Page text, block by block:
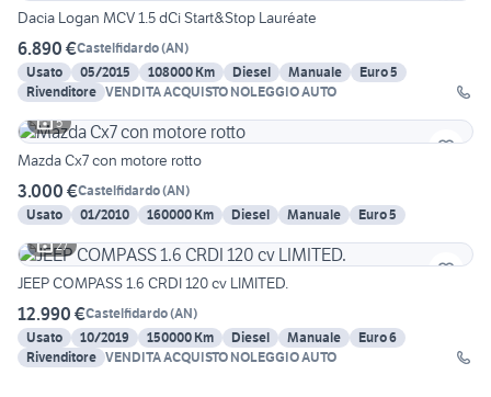
Dacia Logan MCV 1.5 dCi Start&Stop Lauréate
6.890 €Castelfidardo(AN)
Usato
05/2015 108000 Km Diesel Manuale
Euro 5
Rivenditore
VENDITA ACQUISTO NOLEGGIO AUTO
5
Mazda Cx7 con motore rotto
3.000 €Castelfidardo(AN)
Usato
01/2010 160000 Km Diesel Manuale
Euro 5
27
JEEP COMPASS 1.6 CRDI 120 cv LIMITED.
12.990 €Castelfidardo(AN)
Usato
10/2019 150000 Km Diesel Manuale
Euro 6
Rivenditore
VENDITA ACQUISTO NOLEGGIO AUTO